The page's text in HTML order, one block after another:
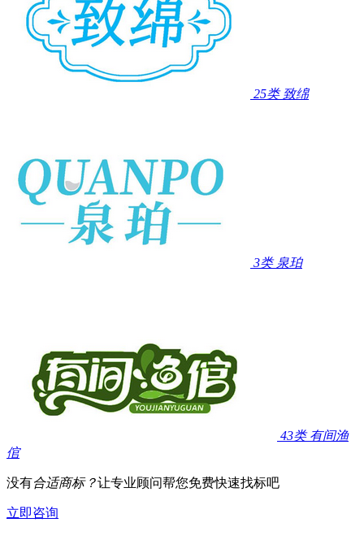
25类 致绵
3类 泉珀
43类 有间渔
倌
没有合适商标？让专业顾问帮您免费快速找标吧
立即咨询